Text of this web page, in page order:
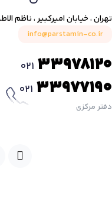
تهران ، خیابان امیرکبیر ، ناظم الاطبا
info@parstamin-co.ir
021 33978120
021 33977190
دفتر مرکزی